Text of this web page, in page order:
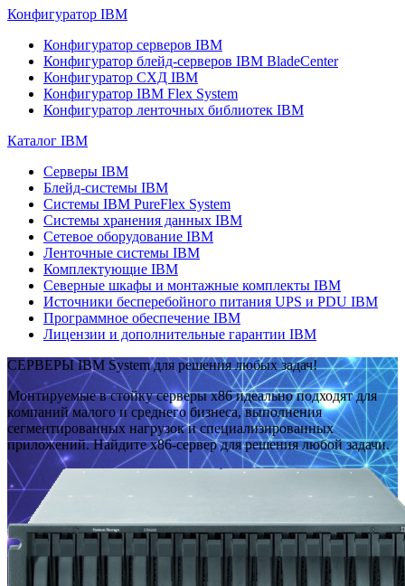
Конфигуратор IBM
Конфигуратор серверов IBM
Конфигуратор блейд-серверов IBM BladeCenter
Конфигуратор СХД IBM
Конфигуратор IBM Flex System
Конфигуратор ленточных библиотек IBM
Каталог IBM
Серверы IBM
Блейд-системы IBM
Системы IBM PureFlex System
Системы хранения данных IBM
Сетевое оборудование IBM
Ленточные системы IBM
Комплектующие IBM
Северные шкафы и монтажные комплекты IBM
Источники бесперебойного питания UPS и PDU IBM
Программное обеспечение IBM
Лицензии и дополнительные гарантии IBM
СЕРВЕРЫ IBM System для решения любых задач!
Монтируемые в стойку серверы x86 идеально подходят для
компаний малого и среднего бизнеса, выполнения
сегментированных нагрузок и специализированных
приложений. Найдите x86-сервер для решения любой задачи.